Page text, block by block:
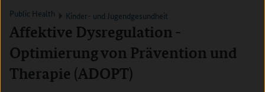
Public Health Kinder- und Jugendgesundheit
Affektive Dysregulation -
Optimierung von Prävention und
Therapie (ADOPT)